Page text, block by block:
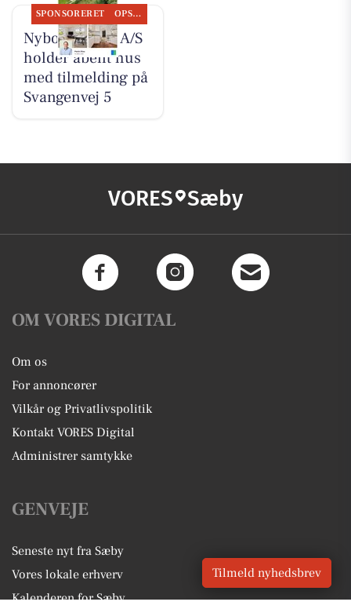
SPONSORERET OPSLAGSTAVLEN
Nybolig Sæby A/S
holder åbent hus
med tilmelding på
Svangenvej 5
VORES Sæby
OM VORES DIGITAL
Om os
For annoncører
Vilkår og Privatlivspolitik
Kontakt VORES Digital
Administrer samtykke
GENVEJE
Seneste nyt fra Sæby
Vores lokale erhverv
Kalenderen for Sæby
Tilmeld nyhedsbrev